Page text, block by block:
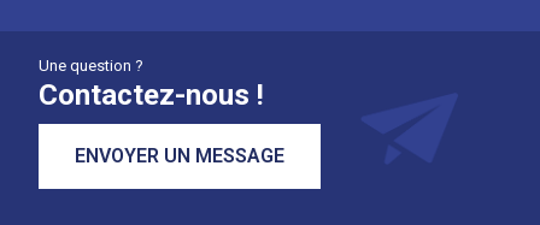
Une question ?
Contactez-nous !
ENVOYER UN MESSAGE